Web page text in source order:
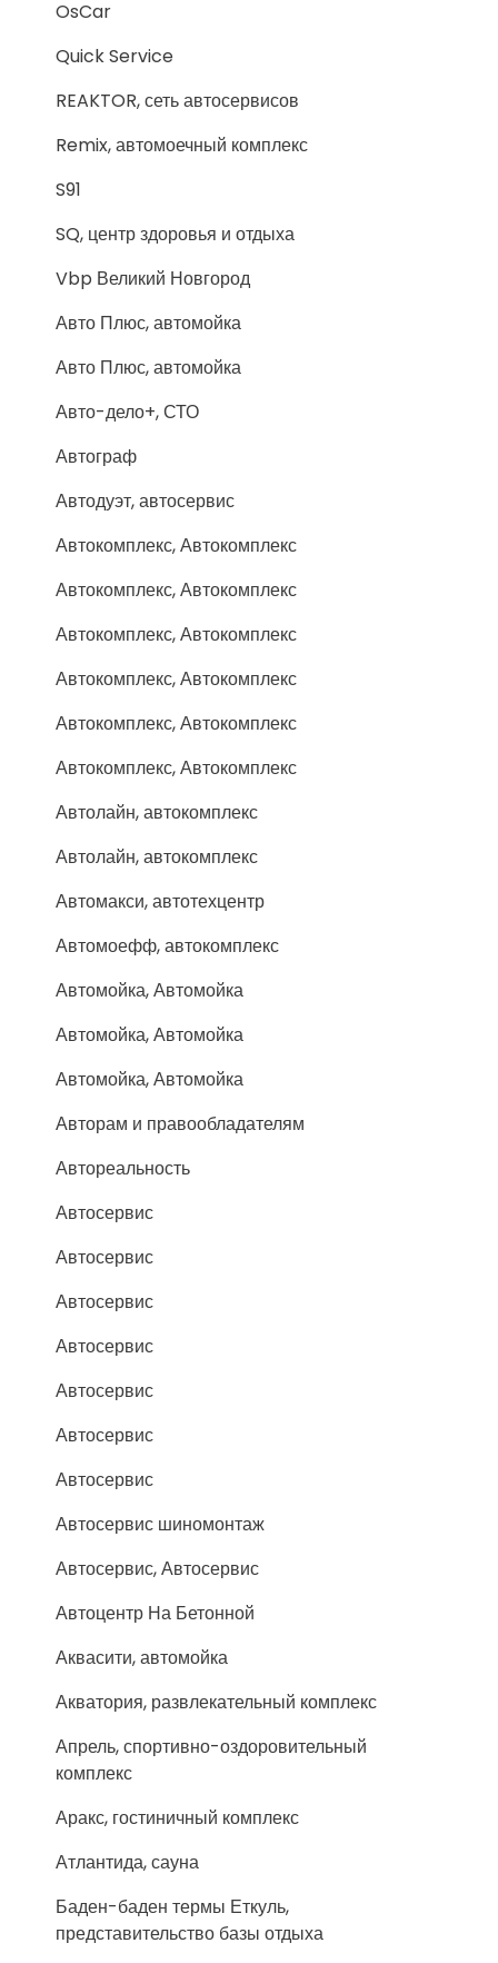
OsCar
Quick Service
REAKTOR, сеть автосервисов
Remix, автомоечный комплекс
S91
SQ, центр здоровья и отдыха
Vbp Великий Новгород
Авто Плюс, автомойка
Авто Плюс, автомойка
Авто-дело+, СТО
Автограф
Автодуэт, автосервис
Автокомплекс, Автокомплекс
Автокомплекс, Автокомплекс
Автокомплекс, Автокомплекс
Автокомплекс, Автокомплекс
Автокомплекс, Автокомплекс
Автокомплекс, Автокомплекс
Автолайн, автокомплекс
Автолайн, автокомплекс
Автомакси, автотехцентр
Автомоефф, автокомплекс
Автомойка, Автомойка
Автомойка, Автомойка
Автомойка, Автомойка
Авторам и правообладателям
Автореальность
Автосервис
Автосервис
Автосервис
Автосервис
Автосервис
Автосервис
Автосервис
Автосервис шиномонтаж
Автосервис, Автосервис
Автоцентр На Бетонной
Аквасити, автомойка
Акватория, развлекательный комплекс
Апрель, спортивно-оздоровительный
комплекс
Аракс, гостиничный комплекс
Атлантида, сауна
Баден-баден термы Еткуль,
представительство базы отдыха